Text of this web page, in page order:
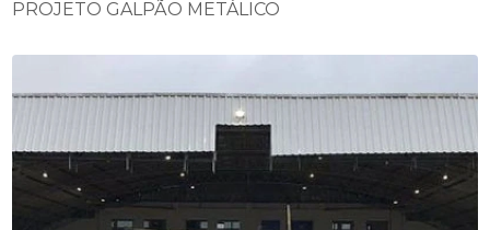
PROJETO GALPÃO METÁLICO